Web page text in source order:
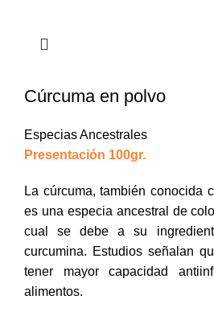
Cúrcuma en polvo
Especias Ancestrales
Presentación 100gr.
La cúrcuma, también conocida
es una especia ancestral de
cual se debe a su
curcumina. Estudios señalan
tener mayor capacidad
alimentos.